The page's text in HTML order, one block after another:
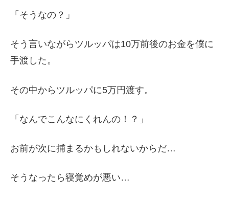
「そうなの？」
そう言いながらツルッパは10万前後のお金を僕に
手渡した。
その中からツルッパに5万円渡す。
「なんでこんなにくれんの！？」
お前が次に捕まるかもしれないからだ…
そうなったら寝覚めが悪い…